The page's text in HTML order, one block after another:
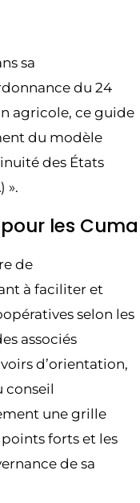
sa
du 24
agricole, ce guide
du modèle
des États
».
les Cuma
de
à faciliter et
selon les
associés
d’orientation,
conseil
une grille
forts et les
de sa